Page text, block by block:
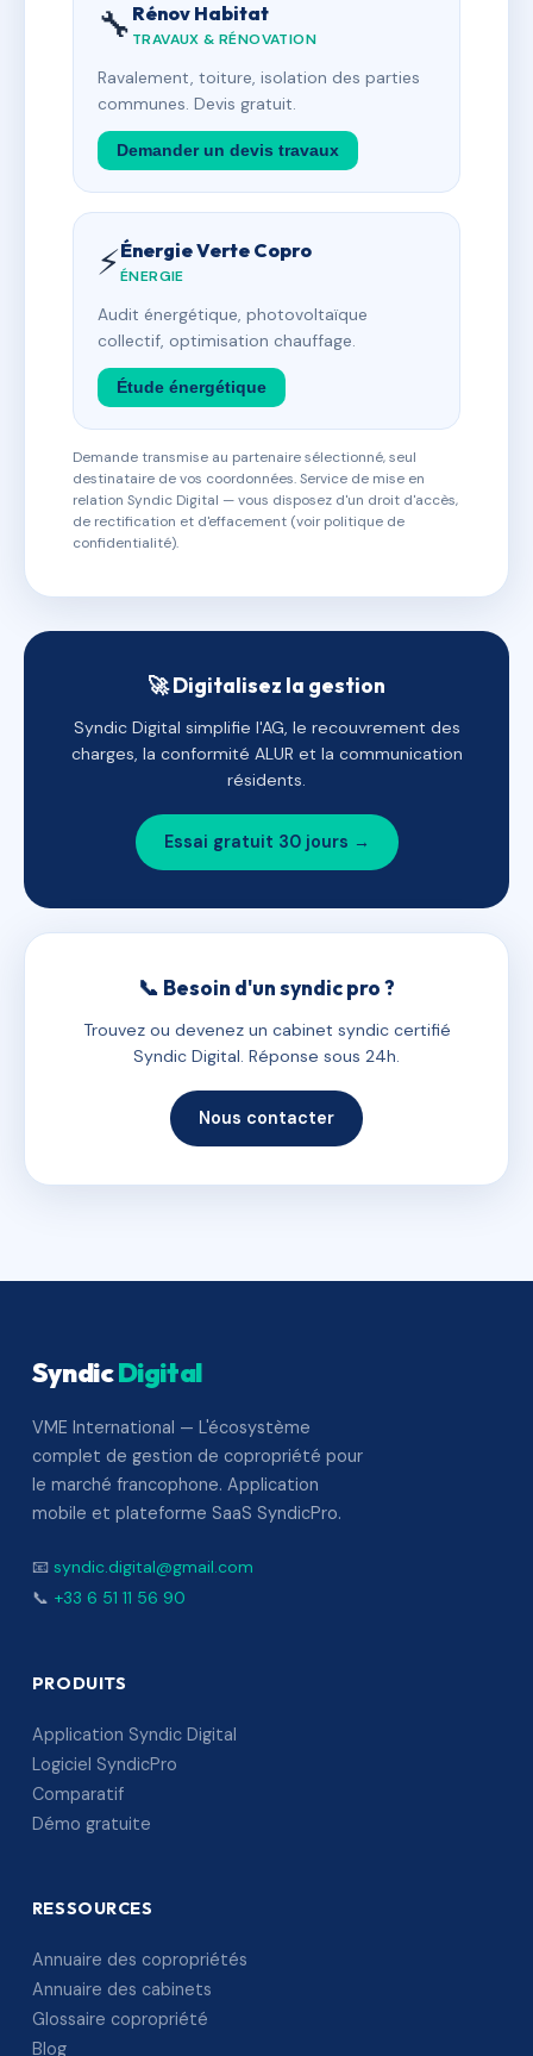
🔧 Rénov Habitat
TRAVAUX & RÉNOVATION
Ravalement, toiture, isolation des parties
communes. Devis gratuit.
Demander un devis travaux
⚡Énergie Verte Copro
ÉNERGIE
Audit énergétique, photovoltaïque
collectif, optimisation chauffage.
Étude énergétique
Demande transmise au partenaire sélectionné, seul
destinataire de vos coordonnées. Service de mise en
relation Syndic Digital — vous disposez d'un droit d'accès,
de rectification et d'effacement (voir politique de
confidentialité).
🚀 Digitalisez la gestion
Syndic Digital simplifie l'AG, le recouvrement des
charges, la conformité ALUR et la communication
résidents.
Essai gratuit 30 jours →
📞 Besoin d'un syndic pro ?
Trouvez ou devenez un cabinet syndic certifié
Syndic Digital. Réponse sous 24h.
Nous contacter
SyndicDigital
VME International — L'écosystème
complet de gestion de copropriété pour
le marché francophone. Application
mobile et plateforme SaaS SyndicPro.
📧 syndic.digital@gmail.com
📞 +33 6 51 11 56 90
PRODUITS
Application Syndic Digital
Logiciel SyndicPro
Comparatif
Démo gratuite
RESSOURCES
Annuaire des copropriétés
Annuaire des cabinets
Glossaire copropriété
Blog